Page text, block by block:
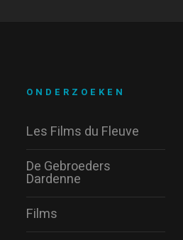
ONDERZOEKEN
Les Films du Fleuve
De Gebroeders
Dardenne
Films